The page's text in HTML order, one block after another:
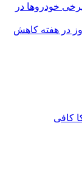
خودروها در
در هفته کاهش
کافی